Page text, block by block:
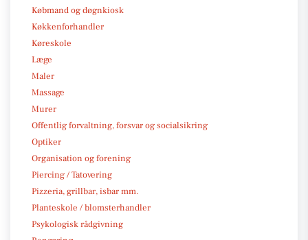
Købmand og døgnkiosk
Køkkenforhandler
Køreskole
Læge
Maler
Massage
Murer
Offentlig forvaltning, forsvar og socialsikring
Optiker
Organisation og forening
Piercing / Tatovering
Pizzeria, grillbar, isbar mm.
Planteskole / blomsterhandler
Psykologisk rådgivning